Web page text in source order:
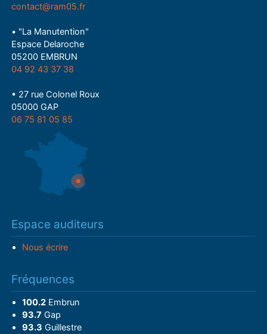
contact@ram05.fr
• "La Manutention"
Espace Delaroche
05200 EMBRUN
04 92 43 37 38
• 27 rue Colonel Roux
05000 GAP
06 75 81 05 85
Espace auditeurs
Nous écrire
Fréquences
100.2Embrun
93.7 Gap
93.3 Guillestre